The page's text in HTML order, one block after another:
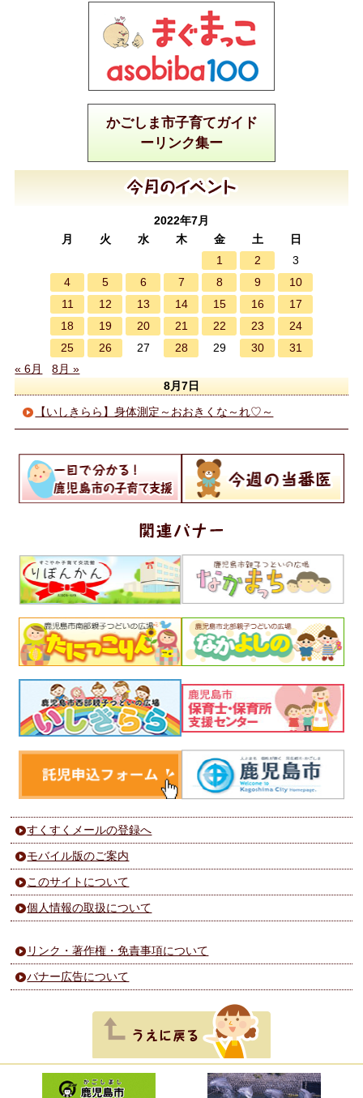
かごしま市子育てガイド
ーリンク集ー
2022年7月
月
火 水 木 金 土
日
1
2
3
4
5 6 7 8 9
10
11
12 13 14 15 16
17
18
19 20 21 22 23
24
25
26 27 28 29 30
31
« 6月
8月 »
8月7日
【いしきらら】身体測定～おおきくな～れ♡～
すくすくメールの登録へ
モバイル版のご案内
このサイトについて
個人情報の取扱について
リンク・著作権・免責事項について
バナー広告について